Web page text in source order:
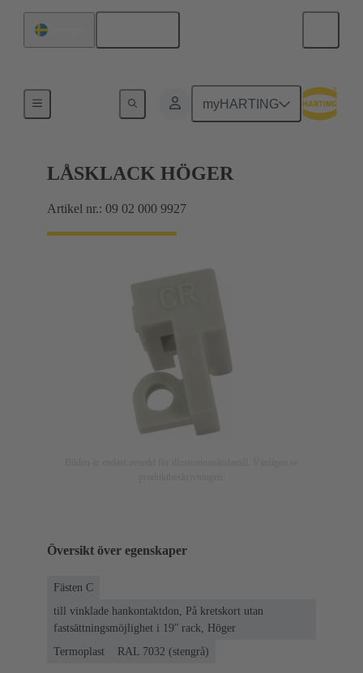
myHARTING
LÅSKLACK HÖGER
Artikel nr.: 09 02 000 9927
Översikt över egenskaper
Fästen C
till vinklade hankontaktdon, På kretskort utan
fastsättningsmöjlighet i 19ʺ rack, Höger
Termoplast
RAL 7032 (stengrå)